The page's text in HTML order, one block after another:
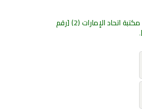
مكتبة اتحاد الإمارات (2) رقم
.